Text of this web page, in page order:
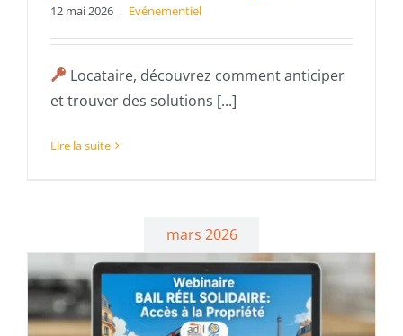
12 mai 2026 | Evénementiel
Locataire, découvrez comment anticiper
et trouver des solutions [...]
Lire la suite
mars 2026